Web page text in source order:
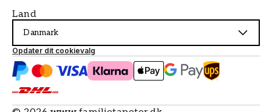
Land
Danmark
Opdater dit cookievalg